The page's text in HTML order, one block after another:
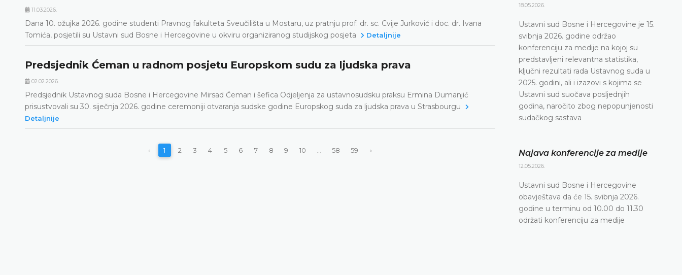
11.03.2026.
Dana 10. ožujka 2026. godine studenti Pravnog fakulteta Sveučilišta u Mostaru, uz pratnju prof. dr. sc. Cvije Jurković i doc. dr. Ivana
Tomića, posjetili su Ustavni sud Bosne i Hercegovine u okviru organiziranog studijskog posjeta
Detaljnije
Predsjednik Ćeman u radnom posjetu Europskom sudu za ljudska prava
02.02.2026.
Predsjednik Ustavnog suda Bosne i Hercegovine Mirsad Ćeman i šefica Odjeljenja za ustavnosudsku praksu Ermina Dumanjić
prisustvovali su 30. siječnja 2026. godine ceremoniji otvaranja sudske godine Europskog suda za ljudska prava u Strasbourgu
Detaljnije
‹ 1 2 3 4 5 6 7 8 9 10 58 59 ›
18.05.2026.
Ustavni sud Bosne i Hercegovine je 15.
svibnja 2026. godine održao
konferenciju za medije na kojoj su
predstavljeni relevantna statistika,
ključni rezultati rada Ustavnog suda u
2025. godini, ali i izazovi s kojima se
Ustavni sud suočava posljednjih
godina, naročito zbog nepopunjenosti
sudačkog sastava
Najava konferencije za medije
12.05.2026.
Ustavni sud Bosne i Hercegovine
obavještava da će 15. svibnja 2026.
godine u terminu od 10.00 do 11.30
održati konferenciju za medije